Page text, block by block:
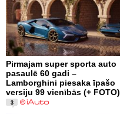
Pirmajam super sporta auto
pasaulē 60 gadi –
Lamborghini piesaka īpašo
versiju 99 vienībās (+ FOTO)
3